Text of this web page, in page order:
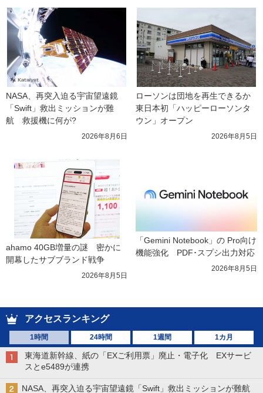
NASA、再突入迫る宇宙望遠鏡
「Swift」救出ミッションが難
航　救援機に何が?
2026年8月6日
ローソンは団地を再生できるか
東日本初「ハッピーローソンタ
ウン」オープン
2026年8月5日
ahamo 40GB増量の謎　密かに
開幕したサブブランド戦争
2026年8月5日
「Gemini Notebook」の Pro向け
機能強化　PDF･スプシ出力対応
2026年8月5日
アクセスランキング
1時間 24時間 1週間 1カ月
東海道新幹線、紙の「EXご利用票」廃止・電子化 EXサービ
スとe5489が連携
NASA、再突入迫る宇宙望遠鏡「Swift」救出ミッションが難航